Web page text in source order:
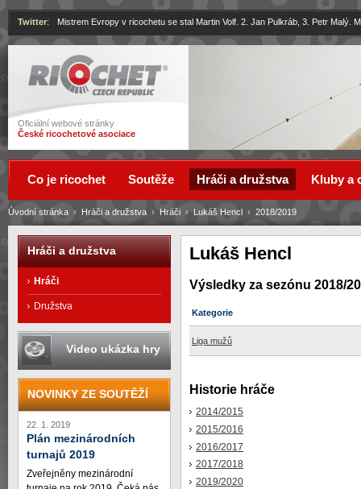
Ricochet
Oficiální webové stránky
České ricochetové asociace
Twitter: Mistrem Evropy v ricochetu se stal Martin Volf. 2. Jan Pulkráb, 3. Petr Malý.
Lukáš Hencl
Výsledky za sezónu 2018/
Kategorie
Liga mužů
Historie hráče
2014/2015
2015/2016
2016/2017
2017/2018
2019/2020
Úvodní stránka › Hráči a družstva › Hráči › Lukáš Hencl › 2018/2019
Co je ricochet Soutěže Hráči a družstva Kluby a
Hráči a družstva
Hráči
Družstva
Video ukázka hry
NOVINKY ZE SOUTĚŽÍ
22. 1. 2019
Plán mezinárodních
turnajů 2019
Zveřejněny mezinárodní